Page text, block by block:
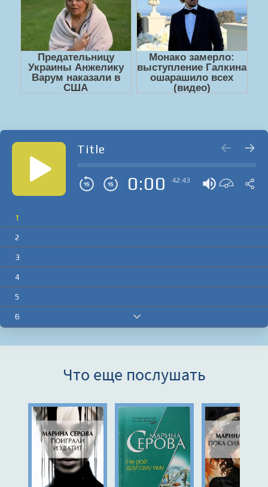
Title
0:00 42:43
1
2
3
4
5
6
Что еще послушать